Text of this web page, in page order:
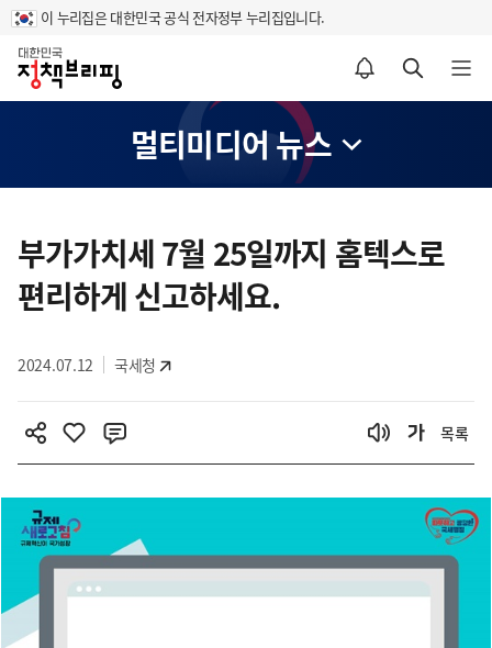
이 누리집은 대한민국 공식 전자정부 누리집입니다.
홈
알림설정 바로가기 검색 바로가기 메뉴 열기
멀티미디어 뉴스
텐
츠
영
부가가치세 7월 25일까지 홈텍스로
편리하게 신고하세요.
2024.07.12 국세청
목록